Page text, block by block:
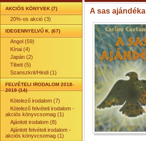
AKCIÓS KÖNYVEK (7)
20%-os akció (3)
IDEGENNYELVŰ K. (67)
Angol (59)
Kínai (4)
Japán (2)
Tibeti (5)
Szanszkrit/Hindi (1)
FELVÉTELI IRODALOM 2018-
2019 (14)
Kötelező irodalom (7)
Kötelező felvételi irodalom -
akciós könyvcsomag (1)
Ajánlott irodalom (8)
Ajánlott felvételi irodalom -
akciós könyvcsomag (1)
A sas ajándéka